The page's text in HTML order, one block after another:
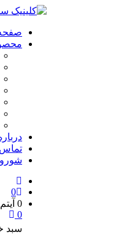
تماس
0
0 آیتم ها
0
سبد